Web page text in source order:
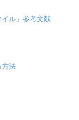
ル」参考文献
法